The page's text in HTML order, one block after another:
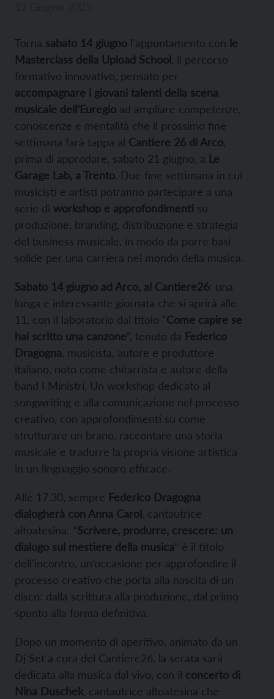
Torna sabato 14 giugno l’appuntamento con le
Masterclass della Upload School , il percorso
formativo innovativo, pensato per
accompagnare i giovani talenti della scena
musicale dell’Euregio ad ampliare competenze,
conoscenze e mentalità che il prossimo fine
settimana farà tappa al Cantiere 26 di Arco
prima di approdare, sabato 21 giugno, a Le
Garage Lab, a Trento. Due fine settimana in cui
musicisti e artisti potranno partecipare a una
serie di workshop e approfondimenti su
produzione, branding, distribuzione e strategia
del business musicale, in modo da porre basi
solide per una carriera nel mondo della musica.
Sabato 14 giugno ad Arco, al Cantiere26: una
lunga e interessante giornata che si aprirà alle
11, con il laboratorio dal titolo “Come capire se
hai scritto una canzone“, tenuto da Federico
Dragogna , musicista, autore e produttore
italiano, noto come chitarrista e autore della
band I Ministri. Un workshop dedicato al
songwriting e alla comunicazione nel processo
creativo, con approfondimenti su come
strutturare un brano, raccontare una storia
musicale e tradurre la propria visione artistica
in un linguaggio sonoro efficace.
Alle 17.30, sempre Federico Dragogna
dialogherà con Anna Carol , cantautrice
altoatesina: “Scrivere, produrre, crescere: un
dialogo sul mestiere della musica” è il titolo
dell’incontro, un’occasione per approfondire il
processo creativo che porta alla nascita di un
disco: dalla scrittura alla produzione, dal primo
spunto alla forma definitiva.
Dopo un momento di aperitivo, animato da un
Dj Set a cura del Cantiere26, la serata sarà
dedicata alla musica dal vivo, con il concerto di
Nina Duschek , cantautrice altoatesina che